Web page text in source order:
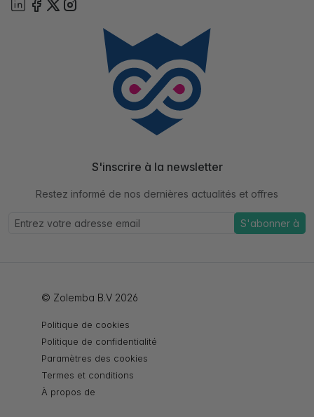
S'inscrire à la newsletter
Restez informé de nos dernières actualités et offres
S'abonner à
© Zolemba B.V 2026
Politique de cookies
Politique de confidentialité
Paramètres des cookies
Termes et conditions
À propos de